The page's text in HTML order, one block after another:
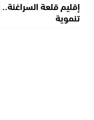
إقليم قلعة
تنموية